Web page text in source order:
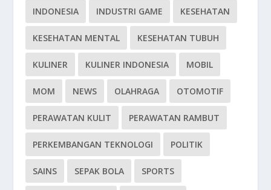
INDONESIA INDUSTRI GAME KESEHATAN
KESEHATAN MENTAL KESEHATAN TUBUH
KULINER KULINER INDONESIA MOBIL
MOM NEWS OLAHRAGA OTOMOTIF
PERAWATAN KULIT PERAWATAN RAMBUT
PERKEMBANGAN TEKNOLOGI POLITIK
SAINS SEPAK BOLA SPORTS